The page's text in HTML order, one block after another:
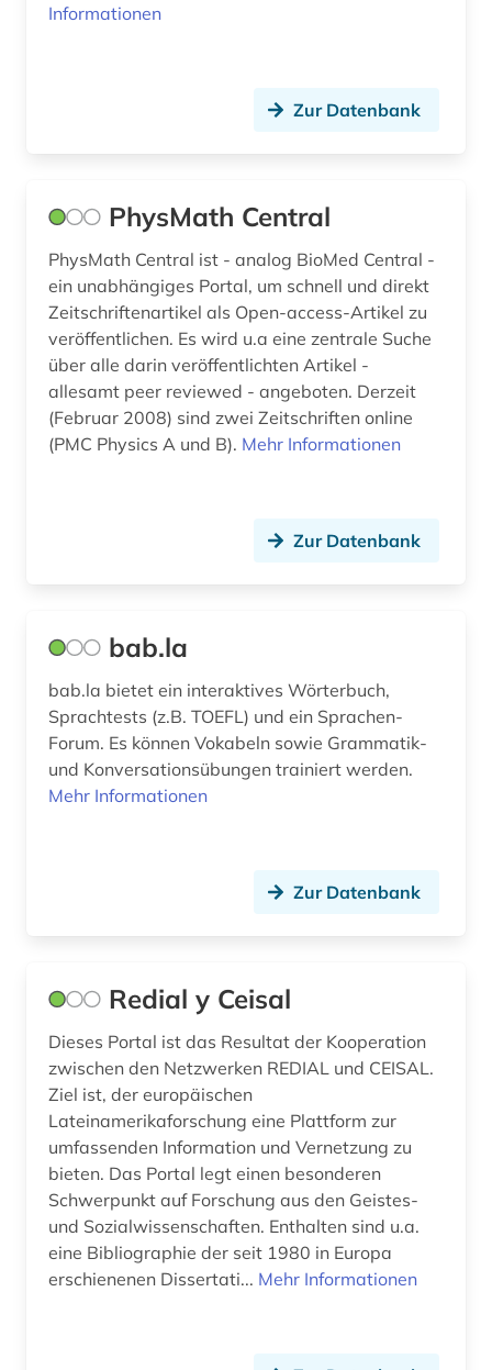
bioenergie (1)
bioengineer (1)
biografie (9)
biographie (7)
bioinformatik (2)
biologie (11)
biopolymere (1)
biosphärenreservat rhön (1)
biotechnologie (1)
braak (1)
brahms-institut (2)
branchenprofil (1)
branchenverzeichnis (1)
brandenburg (7)
Informationen
Zur Datenbank
PhysMath Central
PhysMath Central ist - analog BioMed Central -
ein unabhängiges Portal, um schnell und direkt
Zeitschriftenartikel als Open-access-Artikel zu
veröffentlichen. Es wird u.a eine zentrale Suche
über alle darin veröffentlichten Artikel -
allesamt peer reviewed - angeboten. Derzeit
(Februar 2008) sind zwei Zeitschriften online
(PMC Physics A und B). Mehr Informationen
Zur Datenbank
bab.la
bab.la bietet ein interaktives Wörterbuch,
Sprachtests (z.B. TOEFL) und ein Sprachen-
Forum. Es können Vokabeln sowie Grammatik-
und Konversationsübungen trainiert werden.
Mehr Informationen
Zur Datenbank
Redial y Ceisal
Dieses Portal ist das Resultat der Kooperation
zwischen den Netzwerken REDIAL und CEISAL.
Ziel ist, der europäischen
Lateinamerikaforschung eine Plattform zur
umfassenden Information und Vernetzung zu
bieten. Das Portal legt einen besonderen
Schwerpunkt auf Forschung aus den Geistes-
und Sozialwissenschaften. Enthalten sind u.a.
eine Bibliographie der seit 1980 in Europa
erschienenen Dissertati... Mehr Informationen